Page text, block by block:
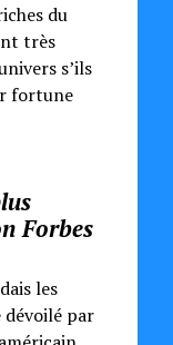
du
très
s’ils
fortune
Forbes
les
dévoilé par